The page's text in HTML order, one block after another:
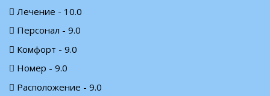
Лечение - 10.0
Персонал - 9.0
Комфорт - 9.0
Номер - 9.0
Расположение - 9.0